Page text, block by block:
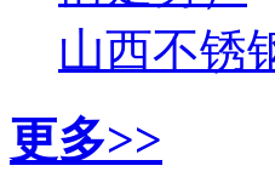
山西不锈
更多>>